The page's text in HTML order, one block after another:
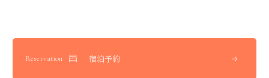
Reservation 宿泊予約